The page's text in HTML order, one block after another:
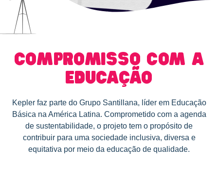
COMPROMISSO COM A
EDUCAÇÃO
Kepler faz parte do Grupo Santillana, líder em Educação
Básica na América Latina. Comprometido com a agenda
de sustentabilidade, o projeto tem o propósito de
contribuir para uma sociedade inclusiva, diversa e
equitativa por meio da educação de qualidade.